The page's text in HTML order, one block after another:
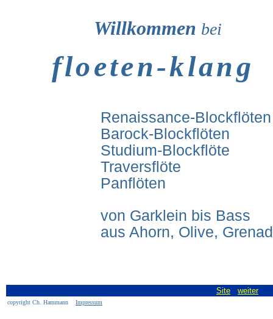
Willkommen bei
floeten-klang
Renaissance-Blockflöten
Barock-Blockflöten
Studium-Blockflöte
Traversflöte
Panflöten
von Garklein bis Bass
aus Ahorn, Olive,
Site weiter
copyright Ch. Hammann Impressum